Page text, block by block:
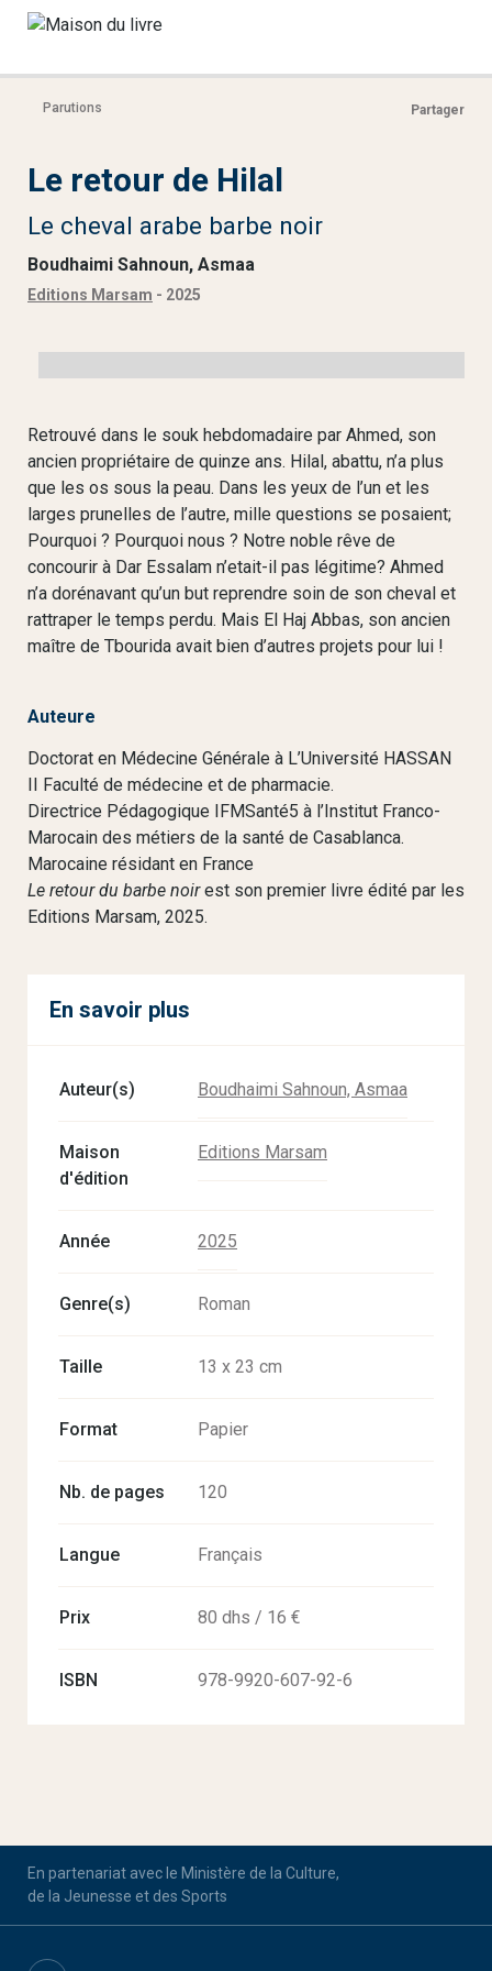
Parutions Partager
Le retour de Hilal
Le cheval arabe barbe noir
Boudhaimi Sahnoun, Asmaa
Editions Marsam - 2025
Retrouvé dans le souk hebdomadaire par Ahmed, son
ancien propriétaire de quinze ans. Hilal, abattu, n’a plus
que les os sous la peau. Dans les yeux de l’un et les
larges prunelles de l’autre, mille questions se posaient;
Pourquoi ? Pourquoi nous ? Notre noble rêve de
concourir à Dar Essalam n’etait-il pas légitime? Ahmed
n’a dorénavant qu’un but reprendre soin de son cheval et
rattraper le temps perdu. Mais El Haj Abbas, son ancien
maître de Tbourida avait bien d’autres projets pour lui !
Auteure
Doctorat en Médecine Générale à L’Université HASSAN
II Faculté de médecine et de pharmacie.
Directrice Pédagogique IFMSanté5 à l’Institut Franco-
Marocain des métiers de la santé de Casablanca.
Marocaine résidant en France
Le retour du barbe noirest son premier livre édité par les
Editions Marsam, 2025.
En savoir plus
Auteur(s) Boudhaimi Sahnoun, Asmaa
Maison
d'édition
Editions Marsam
Année 2025
Genre(s) Roman
Taille 13 x 23 cm
Format Papier
Nb. de pages 120
Langue Français
Prix 80 dhs / 16 €
ISBN 978-9920-607-92-6
En partenariat avec le Ministère de la Culture,
de la Jeunesse et des Sports